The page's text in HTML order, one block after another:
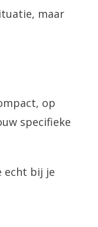
maar
op
specifieke
echt bij je